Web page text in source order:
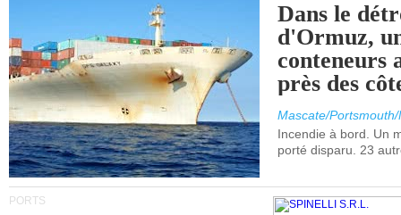
Dans le
d'Ormuz,
conteneurs
près des
Mascate/
Incendie à bord. Un
porté disparu. 23
PORTS